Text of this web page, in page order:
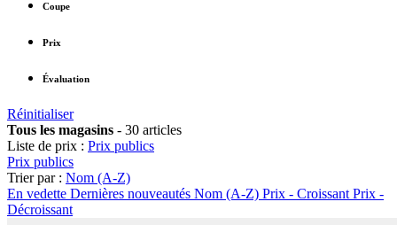
Coupe
Prix
Évaluation
Réinitialiser
Tous les magasins - 30 articles
Liste de prix : Prix publics
Prix publics
Trier par : Nom (A-Z)
En vedette Dernières nouveautés Nom (A-Z) Prix - Croissant Prix -
Décroissant